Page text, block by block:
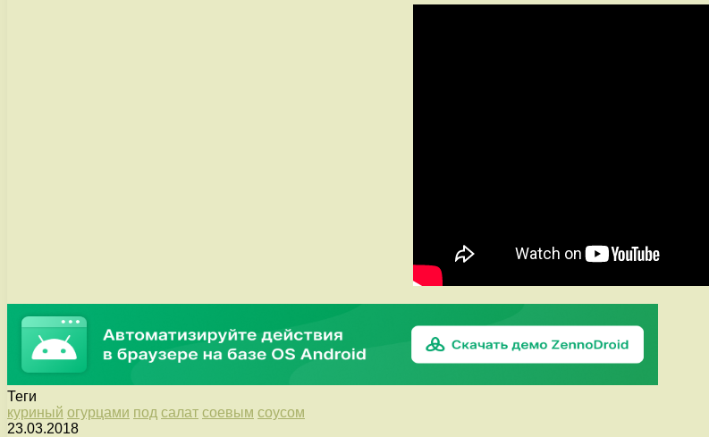
Теги
куриный огурцами под салат соевым соусом
23.03.2018